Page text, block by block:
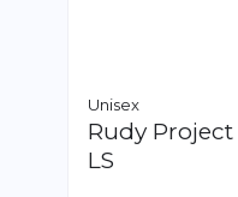
Unisex
Rudy Project
LS